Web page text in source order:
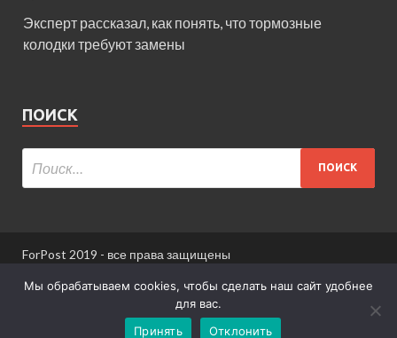
Эксперт рассказал, как понять, что тормозные
колодки требуют замены
ПОИСК
ForPost 2019 - все права защищены
При использовании материалов сайта ссылка
Информация для пользователей сайта
Мы обрабатываем cookies, чтобы сделать наш сайт удобнее
для вас.
Принять
Отклонить